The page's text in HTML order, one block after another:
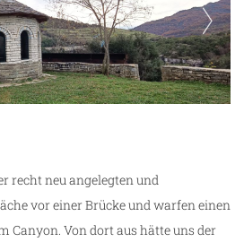
recht neu angelegten und
vor einer Brücke und warfen einen
Canyon. Von dort aus hätte uns der